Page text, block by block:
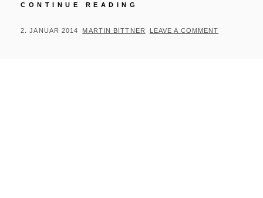
CONTINUE READING
BEI
POSTED
2. JANUAR 2014 BY
MARTIN BITTNER LEAVE A COMMENT